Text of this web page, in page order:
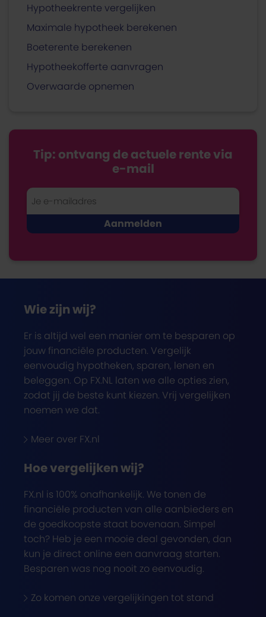
Hypotheekrente vergelijken
Maximale hypotheek berekenen
Boeterente berekenen
Hypotheekofferte aanvragen
Overwaarde opnemen
Tip: ontvang de actuele rente via
e-mail
Wie zijn wij?
Er is altijd wel een manier om te besparen op
jouw financiële producten. Vergelijk
eenvoudig hypotheken, sparen, lenen en
beleggen. Op FX.NL laten we alle opties zien,
zodat jij de beste kunt kiezen. Vrij vergelijken
noemen we dat.
Meer over FX.nl
Hoe vergelijken wij?
FX.nl is 100% onafhankelijk. We tonen de
financiële producten van alle aanbieders en
de goedkoopste staat bovenaan. Simpel
toch? Heb je een mooie deal gevonden, dan
kun je direct online een aanvraag starten.
Besparen was nog nooit zo eenvoudig.
Zo komen onze vergelijkingen tot stand